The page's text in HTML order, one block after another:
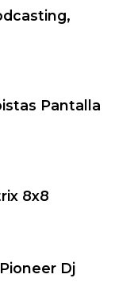
Pantalla
8x8
Dj